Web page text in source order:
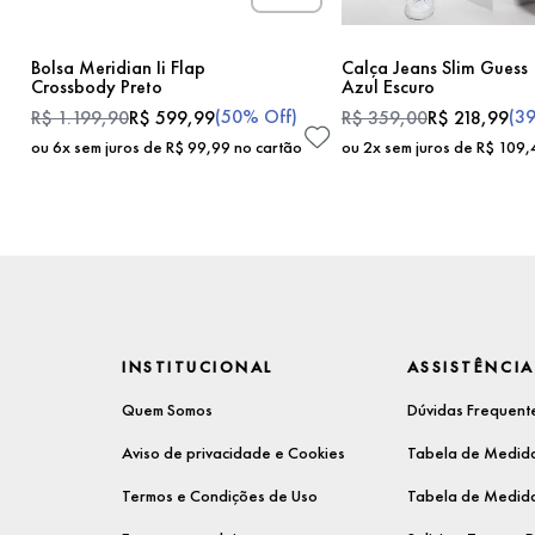
Bolsa Meridian Ii Flap
Crossbody Preto
R$1.199,90R$ 599,99(50% Off)
ou6x sem juros de R$ 99,99 no cartão
Calça Jeans Slim Guess
Azul Escuro
R$359,00R$ 218,99(
ou2x sem juros de R$ 109,
INSTITUCIONAL
Quem Somos
Aviso de privacidade e Cookies
Termos e Condições de Uso
ASSISTÊNCIA
Dúvidas
Tabela de
Tabela de